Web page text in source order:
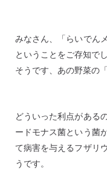
みなさん、「らいでん
ということをご存知で
そうです、あの野菜の
どういった利点がある
ードモナス菌という菌
て病害を与えるフザリ
うです。